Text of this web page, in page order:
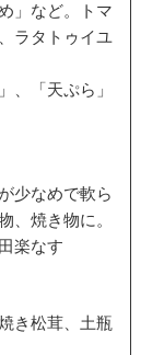
」など。トマ
ラタトゥイユ
、「天ぷら」
少なめで軟ら
、焼き物に。
楽なす
き松茸、土瓶